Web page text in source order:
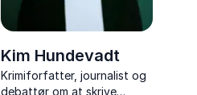
Kim Hundevadt
Krimiforfatter, journalist og
debattør om at skrive